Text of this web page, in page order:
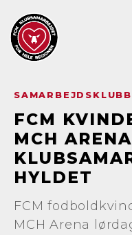
FCM
MCH
HYLDET
FCM
MCH Arena